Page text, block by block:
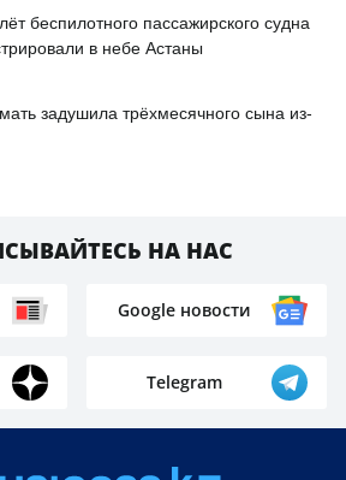
беспилотного пассажирского судна
в небе Астаны
задушила трёхмесячного сына из-
НА НАС
Google новости
Telegram